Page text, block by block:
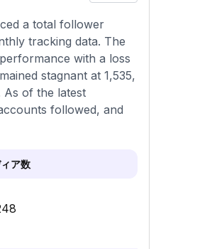
a total follower
tracking data. The
with a loss
stagnant at 1,535,
of the latest
followed, and
ア数